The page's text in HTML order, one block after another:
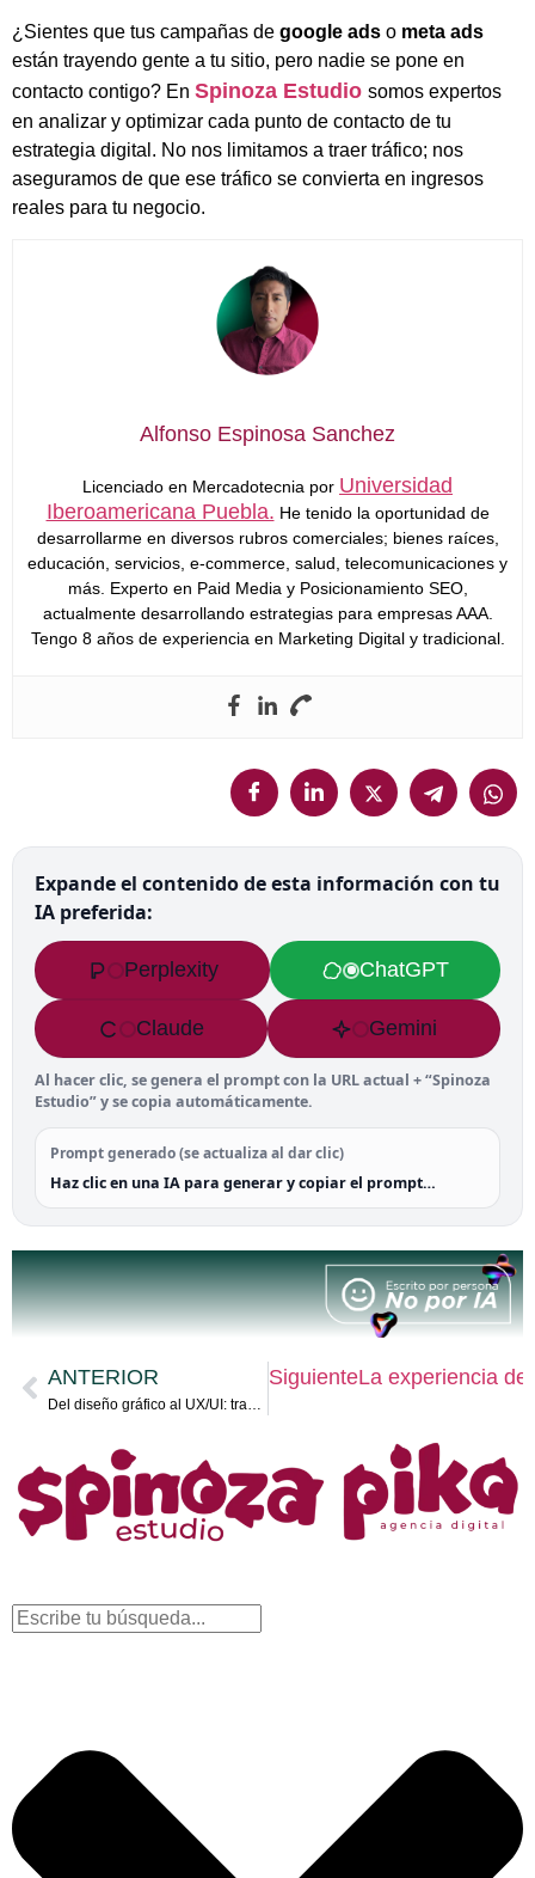
¿Sientes que tus campañas de google ads o meta ads
están trayendo gente a tu sitio, pero nadie se pone en
contacto contigo? En Spinoza Estudio somos expertos
en analizar y optimizar cada punto de contacto de tu
estrategia digital. No nos limitamos a traer tráfico; nos
aseguramos de que ese tráfico se convierta en ingresos
reales para tu negocio.
Alfonso Espinosa Sanchez
Licenciado en Mercadotecnia por Universidad
Iberoamericana Puebla. He tenido la oportunidad de
desarrollarme en diversos rubros comerciales; bienes raíces,
educación, servicios, e-commerce, salud, telecomunicaciones y
más. Experto en Paid Media y Posicionamiento SEO,
actualmente desarrollando estrategias para empresas AAA.
Tengo 8 años de experiencia en Marketing Digital y tradicional.
Expande el contenido de esta información con tu
IA preferida:
Perplexity ChatGPT
Claude Gemini
Al hacer clic, se genera el prompt con la URL actual + “Spinoza
Estudio” y se copia automáticamente.
Prompt generado (se actualiza al dar clic)
Haz clic en una IA para generar y copiar el prompt…
ANTERIOR
Del diseño gráfico al UX/UI: transición profesional paso a paso
SiguienteLa experiencia de